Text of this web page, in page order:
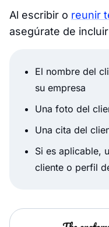
Al escribir o reunir
asegúrate de
El nombre del
su empresa
Una foto del
Una cita del
Si es aplicable,
cliente o perfil